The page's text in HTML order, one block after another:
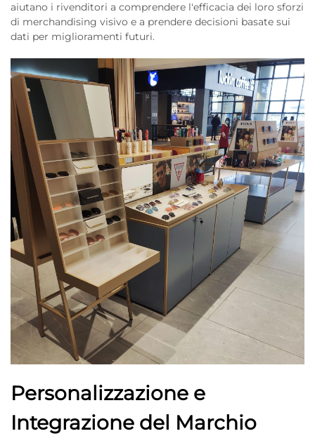
aiutano i rivenditori a comprendere l'efficacia dei loro sforzi
di merchandising visivo e a prendere decisioni basate sui
dati per miglioramenti futuri.
Personalizzazione e
Integrazione del Marchio